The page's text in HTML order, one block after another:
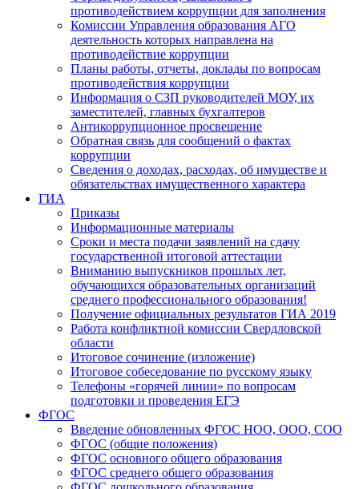
противодействием коррупции для заполнения
Комиссии Управления образования АГО
деятельность которых направлена на
противодействие коррупции
Планы работы, отчеты, доклады по вопросам
противодействия коррупции
Информация о СЗП руководителей МОУ, их
заместителей, главных бухгалтеров
Антикоррупционное просвещение
Обратная связь для сообщений о фактах
коррупции
Сведения о доходах, расходах, об имуществе и
обязательствах имущественного характера
ГИА
Приказы
Информационные материалы
Сроки и места подачи заявлений на сдачу
государственной итоговой аттестации
Вниманию выпускников прошлых лет,
обучающихся образовательных организаций
среднего профессионального образования!
Получение официальных результатов ГИА 2019
Работа конфликтной комиссии Свердловской
области
Итоговое сочинение (изложение)
Итоговое собеседование по русскому языку
Телефоны «горячей линии» по вопросам
подготовки и проведения ЕГЭ
ФГОС
Введение обновленных ФГОС НОО, ООО, СОО
ФГОС (общие положения)
ФГОС основного общего образования
ФГОС среднего общего образования